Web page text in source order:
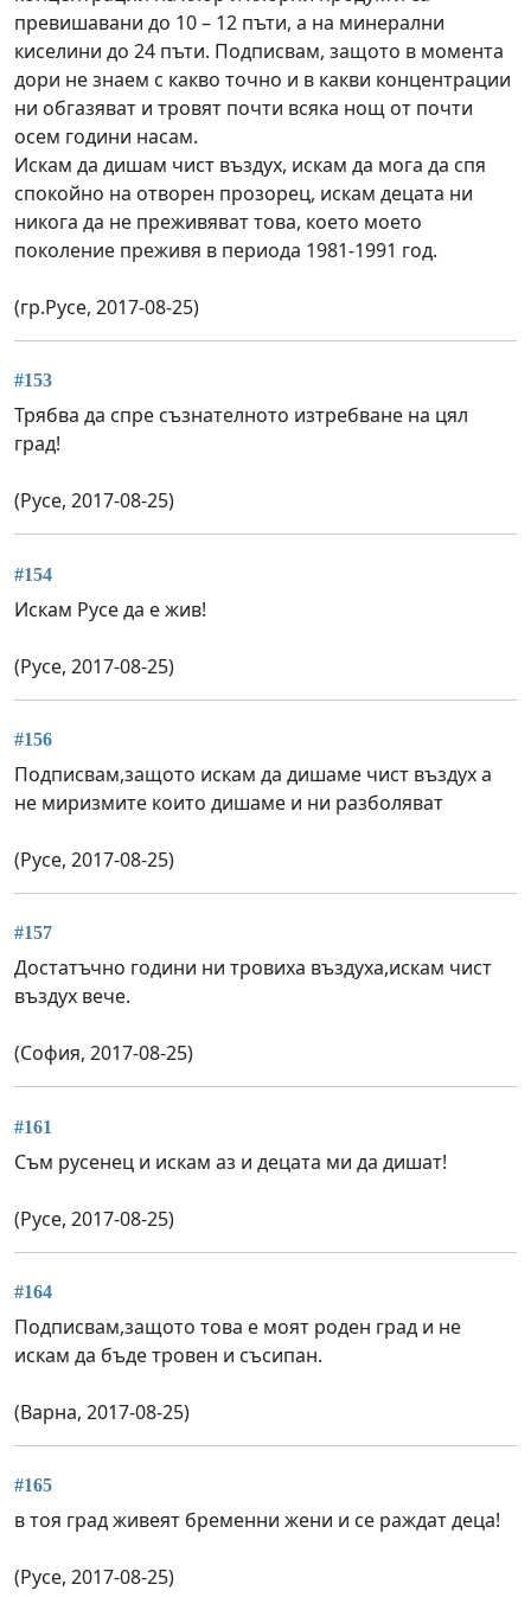
превишавани до 10 – 12 пъти, а на минерални
киселини до 24 пъти. Подписвам, защото в момента
дори не знаем с какво точно и в какви концентрации
ни обгазяват и тровят почти всяка нощ от почти
осем години насам.
Искам да дишам чист въздух, искам да мога да спя
спокойно на отворен прозорец, искам децата ни
никога да не преживяват това, което моето
поколение преживя в периода 1981-1991 год.
(гр.Русе, 2017-08-25)
#153
Трябва да спре съзнателното изтребване на цял
град!
(Русе, 2017-08-25)
#154
Искам Русе да е жив!
(Русе, 2017-08-25)
#156
Подписвам,защото искам да дишаме чист въздух а
не миризмите които дишаме и ни разболяват
(Русе, 2017-08-25)
#157
Достатъчно години ни тровиха въздуха,искам чист
въздух вече.
(София, 2017-08-25)
#161
Съм русенец и искам аз и децата ми да дишат!
(Русе, 2017-08-25)
#164
Подписвам,защото това е моят роден град и не
искам да бъде тровен и съсипан.
(Варна, 2017-08-25)
#165
в тоя град живеят бременни жени и се раждат деца!
(Русе, 2017-08-25)